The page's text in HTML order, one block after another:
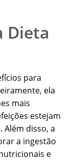
Dieta
para
ela
mais
estejam
disso, a
a ingestão
e